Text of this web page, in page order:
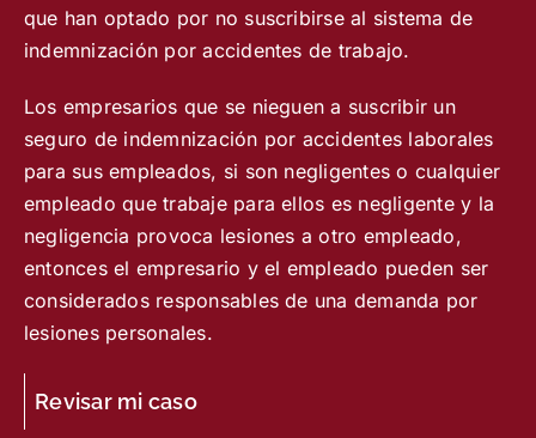
que han optado por no suscribirse al sistema de
indemnización por accidentes de trabajo.
Los empresarios que se nieguen a suscribir un
seguro de indemnización por accidentes laborales
para sus empleados, si son negligentes o cualquier
empleado que trabaje para ellos es negligente y la
negligencia provoca lesiones a otro empleado,
entonces el empresario y el empleado pueden ser
considerados responsables de una demanda por
lesiones personales.
Revisar mi caso